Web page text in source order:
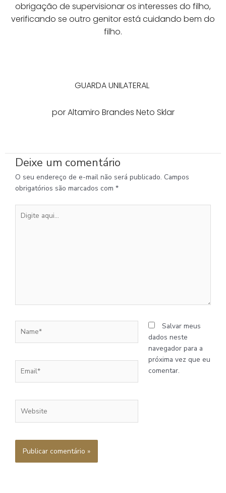
obrigação de supervisionar os interesses do filho,
verificando se outro genitor está cuidando bem do
filho.
GUARDA UNILATERAL
por Altamiro Brandes Neto Sklar
Deixe um comentário
O seu endereço de e-mail não será publicado. Campos
obrigatórios são marcados com *
aqui...
Salvar meus
dados neste
navegador para a
próxima vez que eu
comentar.